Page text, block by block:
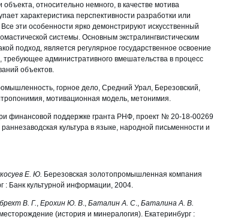
относительно немного, в качестве мотива
характеристика перспективности разработки или
эти особенности ярко демонстрируют искусственный
системы. Основным экстралингвистическим
подход, является регулярное государственное освоение
административного вмешательства в процесс
объектов.
горное дело, Средний Урал, Березовский,
мотивационная модель, метонимия.
финансовой поддержке гранта РНФ, проект № 20-18-00269
культура в языке, народной письменности и
Е. Ю. Березовская золотопромышленная компания
: Банк культурной информации, 2004.
В. Г., Ерохин Ю. В., Баталин А. С., Баталина А. В.
(история и минералогия). Екатеринбург :